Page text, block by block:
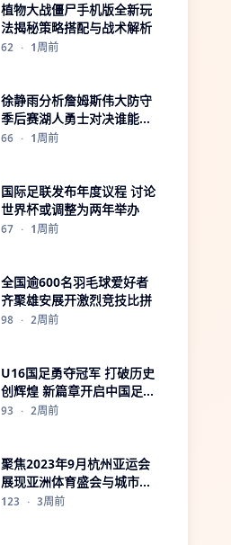
植物大战僵尸手机版全新玩
法揭秘策略搭配与战术解析
62 · 1周前
徐静雨分析詹姆斯伟大防守
季后赛湖人勇士对决谁能挺
进总决赛
66 · 1周前
国际足联发布年度议程 讨论
世界杯或调整为两年举办
67 · 1周前
全国逾600名羽毛球爱好者
齐聚雄安展开激烈竞技比拼
98 · 2周前
U16国足勇夺冠军 打破历史
创辉煌 新篇章开启中国足球
新希望
93 · 2周前
聚焦2023年9月杭州亚运会
展现亚洲体育盛会与城市发
展新篇章
123 · 3周前